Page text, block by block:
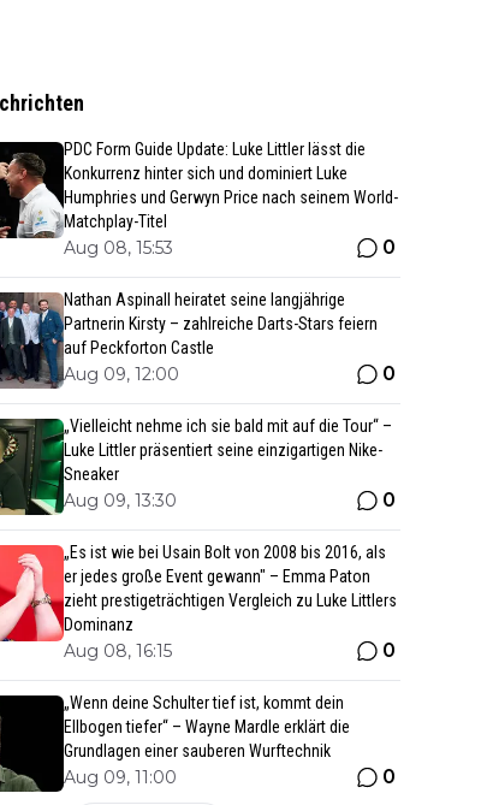
PDC Form Guide Update: Luke Littler lässt die
Konkurrenz hinter sich und dominiert Luke
Humphries und Gerwyn Price nach seinem World-
Matchplay-Titel
Aug 08, 15:53 0
Nathan Aspinall heiratet seine langjährige
Partnerin Kirsty – zahlreiche Darts-Stars feiern
auf Peckforton Castle
Aug 09, 12:00 0
„Vielleicht nehme ich sie bald mit auf die Tour“ –
Luke Littler präsentiert seine einzigartigen Nike-
Sneaker
Aug 09, 13:30 0
„Es ist wie bei Usain Bolt von 2008 bis 2016, als
er jedes große Event gewann" – Emma Paton
zieht prestigeträchtigen Vergleich zu Luke Littlers
Dominanz
Aug 08, 16:15 0
„Wenn deine Schulter tief ist, kommt dein
Ellbogen tiefer“ – Wayne Mardle erklärt die
Grundlagen einer sauberen Wurftechnik
Aug 09, 11:00 0